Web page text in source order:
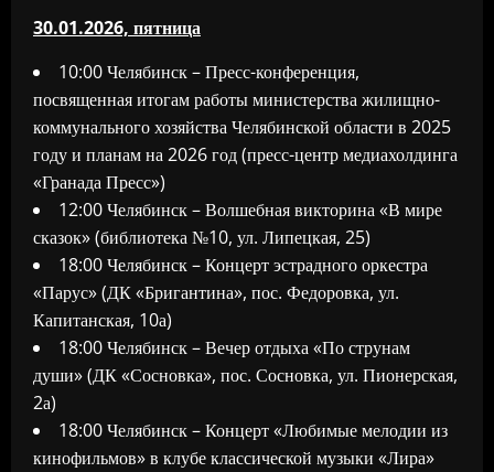
30.01.2026, пятница
10:00 Челябинск – Пресс-конференция,
посвященная итогам работы министерства жилищно-
коммунального хозяйства Челябинской области в 2025
году и планам на 2026 год (пресс-центр медиахолдинга
«Гранада Пресс»)
12:00 Челябинск – Волшебная викторина «В мире
сказок» (библиотека №10, ул. Липецкая, 25)
18:00 Челябинск – Концерт эстрадного оркестра
«Парус» (ДК «Бригантина», пос. Федоровка, ул.
Капитанская, 10а)
18:00 Челябинск – Вечер отдыха «По струнам
души» (ДК «Сосновка», пос. Сосновка, ул. Пионерская,
2а)
18:00 Челябинск – Концерт «Любимые мелодии из
кинофильмов» в клубе классической музыки «Лира»